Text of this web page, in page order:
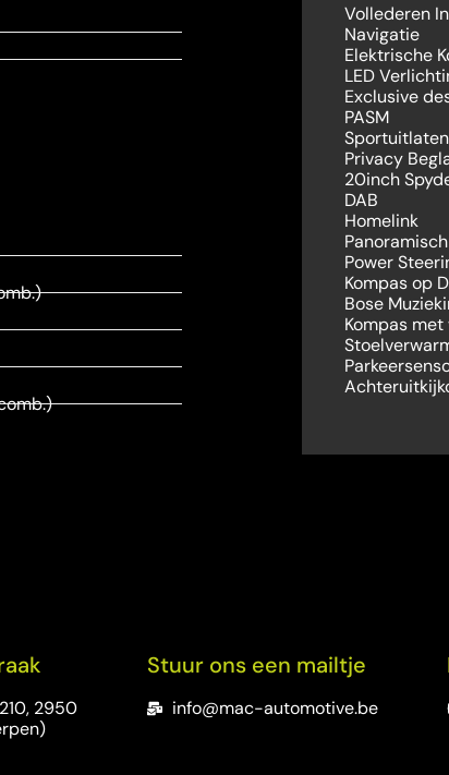
Vollederen
Navigatie
Elektrische
LED
Exclusive
PASM
Privacy
20inch
DAB
Homelink
Power
Kompas op
Bose
Kompas
2950
Stuur ons een mailtje
info@mac-automotive.be